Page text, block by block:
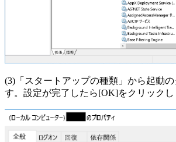
(3)「スタートアップの種類」から起動
す。設定が完了したら[OK]をクリックし